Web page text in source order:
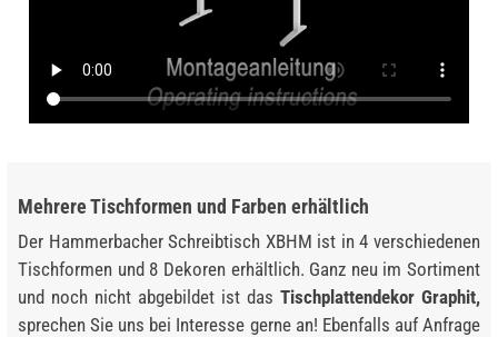
Mehrere Tischformen und Farben erhältlich
Der Hammerbacher Schreibtisch XBHM ist in 4 verschiedenen
Tischformen und 8 Dekoren erhältlich. Ganz neu im Sortiment
und noch nicht abgebildet ist das Tischplattendekor Graphit,
sprechen Sie uns bei Interesse gerne an! Ebenfalls auf Anfrage